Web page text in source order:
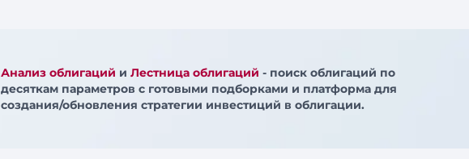
Анализ облигаций и Лестница облигаций - поиск облигаций по
десяткам параметров с готовыми подборками и платформа для
создания/обновления стратегии инвестиций в облигации.